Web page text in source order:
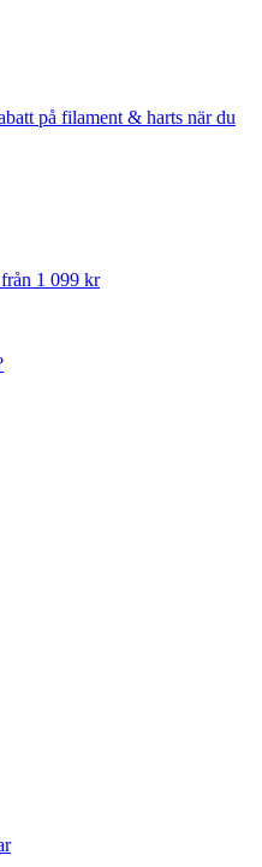
på filament & harts när du
från 1 099 kr